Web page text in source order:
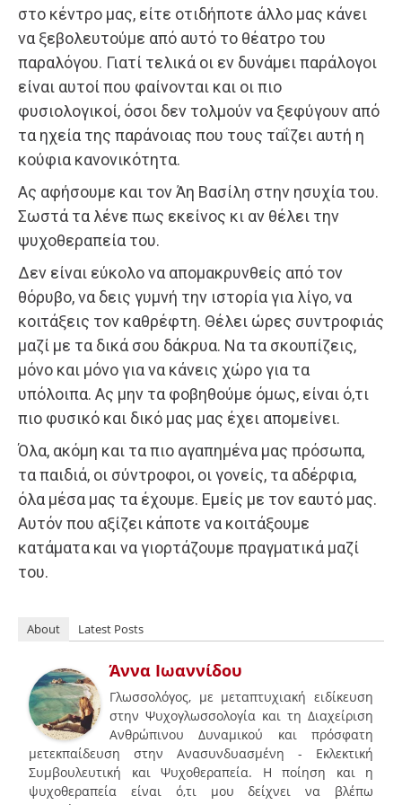
στο κέντρο μας, είτε οτιδήποτε άλλο μας κάνει
να ξεβολευτούμε από αυτό το θέατρο του
παραλόγου. Γιατί τελικά οι εν δυνάμει παράλογοι
είναι αυτοί που φαίνονται και οι πιο
φυσιολογικοί, όσοι δεν τολμούν να ξεφύγουν από
τα ηχεία της παράνοιας που τους ταΐζει αυτή η
κούφια κανονικότητα.
Ας αφήσουμε και τον Άη Βασίλη στην ησυχία του.
Σωστά τα λένε πως εκείνος κι αν θέλει την
ψυχοθεραπεία του.
Δεν είναι εύκολο να απομακρυνθείς από τον
θόρυβο, να δεις γυμνή την ιστορία για λίγο, να
κοιτάξεις τον καθρέφτη. Θέλει ώρες συντροφιάς
μαζί με τα δικά σου δάκρυα. Να τα σκουπίζεις,
μόνο και μόνο για να κάνεις χώρο για τα
υπόλοιπα. Ας μην τα φοβηθούμε όμως, είναι ό,τι
πιο φυσικό και δικό μας μας έχει απομείνει.
Όλα, ακόμη και τα πιο αγαπημένα μας πρόσωπα,
τα παιδιά, οι σύντροφοι, οι γονείς, τα αδέρφια,
όλα μέσα μας τα έχουμε. Εμείς με τον εαυτό μας.
Αυτόν που αξίζει κάποτε να κοιτάξουμε
κατάματα και να γιορτάζουμε πραγματικά μαζί
του.
About Latest Posts
Άννα Ιωαννίδου
Γλωσσολόγος, με μεταπτυχιακή ειδίκευση
στην Ψυχογλωσσολογία και τη Διαχείριση
Ανθρώπινου Δυναμικού και πρόσφατη
μετεκπαίδευση στην Ανασυνδυασμένη - Εκλεκτική
Συμβουλευτική και Ψυχοθεραπεία. Η ποίηση και η
ψυχοθεραπεία είναι ό,τι μου δείχνει να βλέπω